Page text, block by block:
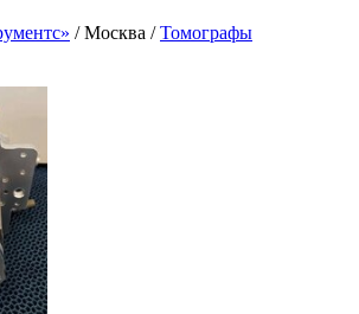
/ Москва /Томографы